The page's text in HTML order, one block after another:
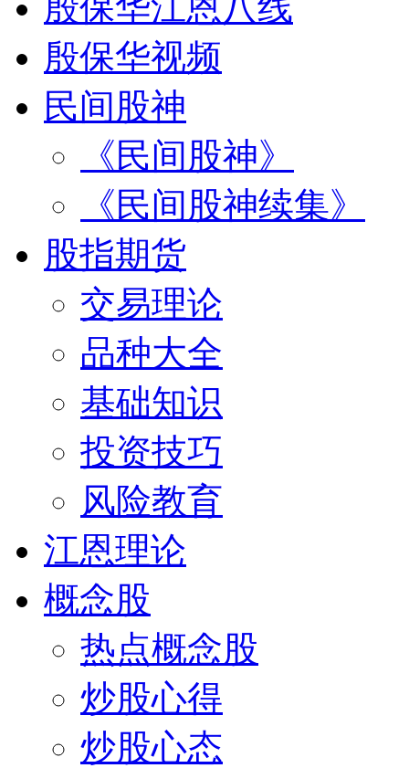
殷保华视频
民间股神
《民间股神》
《民间股神续集》
股指期货
交易理论
品种大全
基础知识
投资技巧
风险教育
江恩理论
概念股
热点概念股
炒股心得
炒股心态